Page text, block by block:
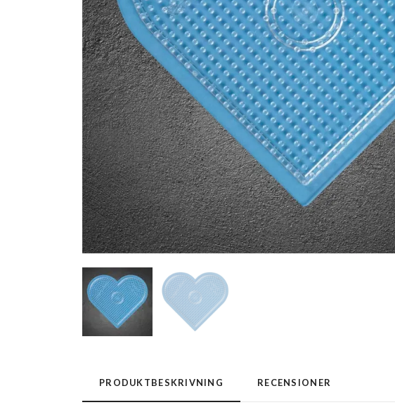
PRODUKTBESKRIVNING RECENSIONER